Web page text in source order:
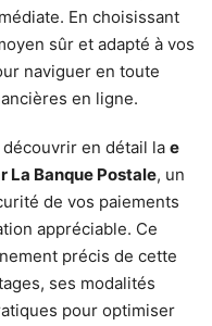
En choisissant
sûr et adapté à vos
naviguer en toute
en ligne.
en détail la e
La Banque Postale, un
de vos paiements
appréciable. Ce
précis de cette
ses modalités
pour optimiser